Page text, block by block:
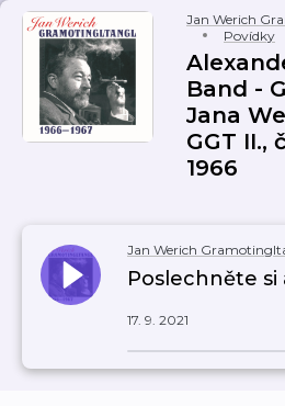
Jan Werich
Povídky
Band -
Jana
GGT II.,
1966
Jan Werich
Poslechněte
17. 9. 2021